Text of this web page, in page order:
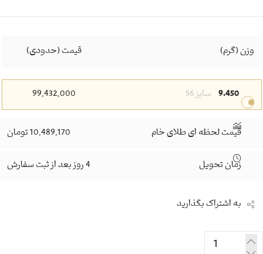
وزن (گرم) قیمت (حدودی)
9.450 سایز 56 99,432,000
قیمت لحظه ای طلای خام 10,489,170 تومان
زمان تحویل 4 روز بعد از ثبت سفارش
به اشتراک بگذارید